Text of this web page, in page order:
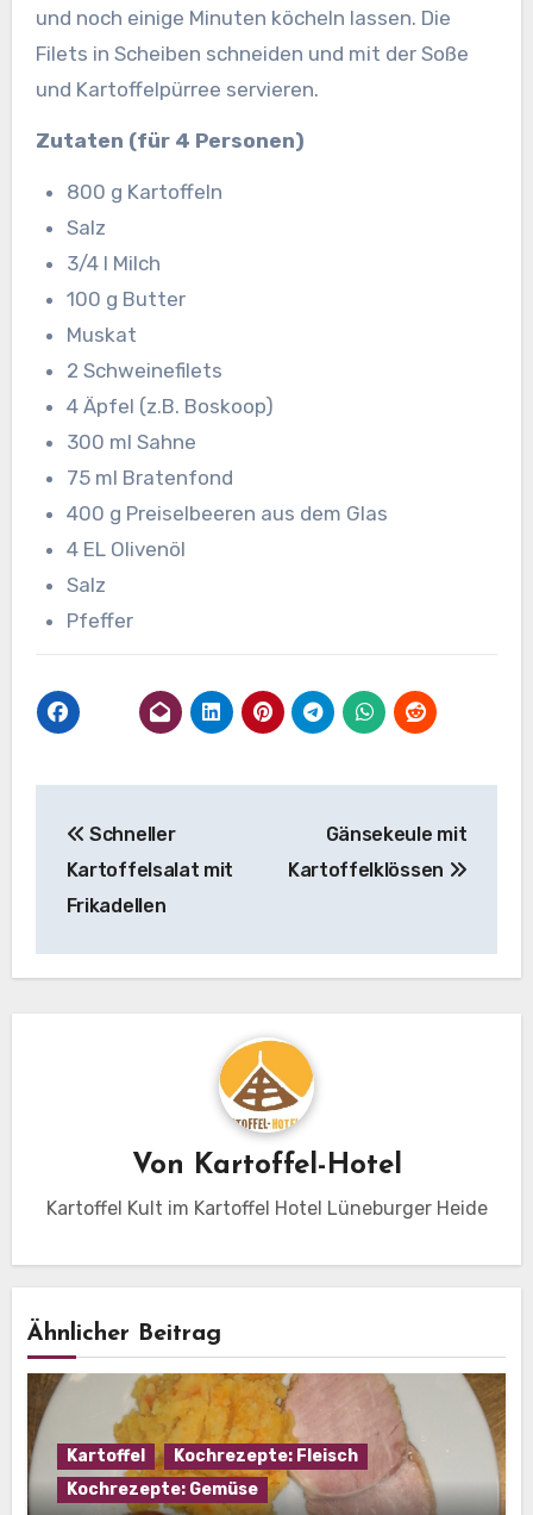
und noch einige Minuten köcheln lassen. Die
Filets in Scheiben schneiden und mit der Soße
und Kartoffelpürree servieren.
Zutaten (für 4 Personen)
800 g Kartoffeln
Salz
3/4 l Milch
100 g Butter
Muskat
2 Schweinefilets
4 Äpfel (z.B. Boskoop)
300 ml Sahne
75 ml Bratenfond
400 g Preiselbeeren aus dem Glas
4 EL Olivenöl
Salz
Pfeffer
Schneller
Kartoffelsalat mit
Frikadellen
Gänsekeule mit
Kartoffelklössen
Von Kartoffel-Hotel
Kartoffel Kult im Kartoffel Hotel Lüneburger Heide
Ähnlicher Beitrag
Kartoffel
Kochrezepte: Fleisch
Kochrezepte: Gemüse